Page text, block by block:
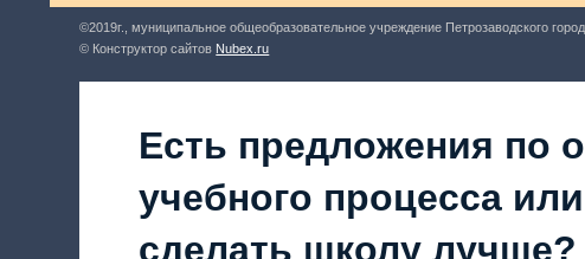
©2019г., муниципальное общеобразовательное учреждение Петрозаводского
© Конструктор сайтов Nubex.ru
Есть предложения по
учебного процесса
сделать школу лучше?